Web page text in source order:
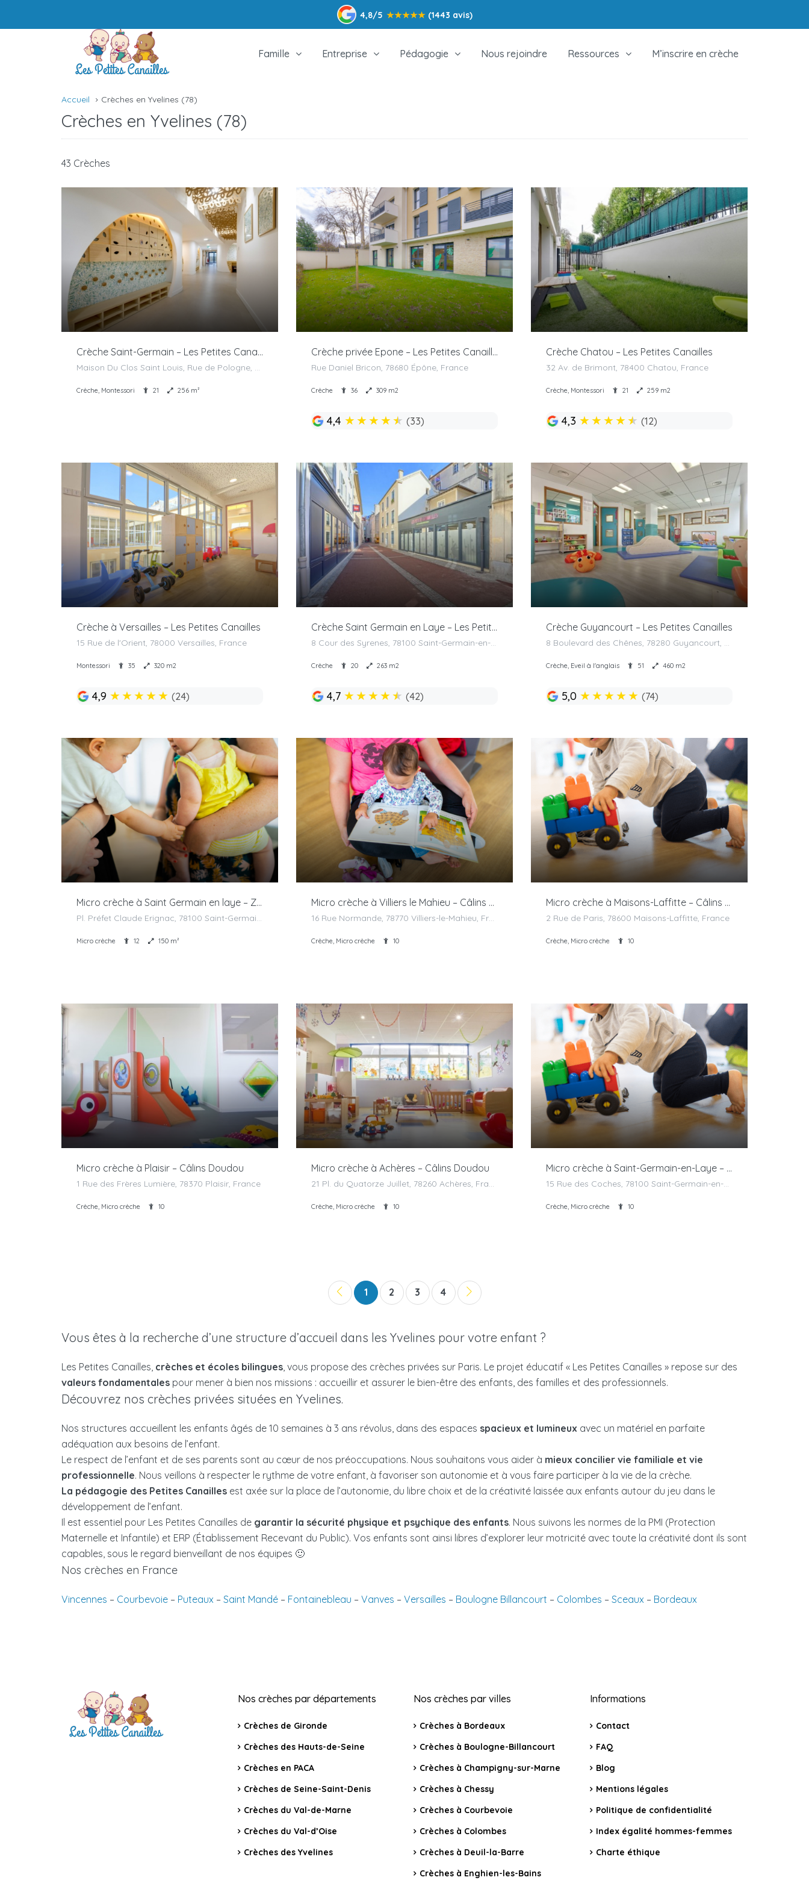
4,8/5 ★★★★★ (1443 avis)
Famille Entreprise Pédagogie Nous rejoindre Ressources M’inscrire en crèche
Accueil Crèches en Yvelines (78)
Crèches en Yvelines (78)
43 Crèches
Crèche Saint-Germain – Les Petites Canailles
Maison Du Clos Saint Louis, Rue de Pologne, Saint-Germain-en-Laye, France
Crèche, Montessori 21 256 m²
Crèche privée Epone – Les Petites Canailles
Rue Daniel Bricon, 78680 Épône, France
Crèche 36 309 m2
4,4 ★★★★★ (33)
Crèche Chatou – Les Petites Canailles
32 Av. de Brimont, 78400 Chatou, France
Crèche, Montessori 21 259 m2
4,3 ★★★★★ (12)
Crèche à Versailles – Les Petites Canailles
15 Rue de l'Orient, 78000 Versailles, France
Montessori 35 320 m2
4,9 ★★★★★ (24)
Crèche Saint Germain en Laye – Les Petites Canailles
8 Cour des Syrenes, 78100 Saint-Germain-en-Laye, France
Crèche 20 263 m2
4,7 ★★★★★ (42)
Crèche Guyancourt – Les Petites Canailles
8 Boulevard des Chênes, 78280 Guyancourt, France
Crèche, Eveil à l'anglais 51 460 m2
5,0 ★★★★★ (74)
Micro crèche à Saint Germain en laye – Zicreche
Pl. Préfet Claude Erignac, 78100 Saint-Germain-en-Laye, France
Micro crèche 12 150 m²
Micro crèche à Villiers le Mahieu – Câlins Doudou
16 Rue Normande, 78770 Villiers-le-Mahieu, France
Crèche, Micro crèche 10
Micro crèche à Maisons-Laffitte – Câlins Doudou
2 Rue de Paris, 78600 Maisons-Laffitte, France
Crèche, Micro crèche 10
Micro crèche à Plaisir – Câlins Doudou
1 Rue des Frères Lumière, 78370 Plaisir, France
Crèche, Micro crèche 10
Micro crèche à Achères – Câlins Doudou
21 Pl. du Quatorze Juillet, 78260 Achères, France
Crèche, Micro crèche 10
Micro crèche à Saint-Germain-en-Laye – Câlins Doudou
15 Rue des Coches, 78100 Saint-Germain-en-Laye, France
Crèche, Micro crèche 10
1 2 3 4
Vous êtes à la recherche d’une structure d’accueil dans les Yvelines pour votre enfant ?
Les Petites Canailles, crèches et écoles bilingues, vous propose des crèches privées sur Paris. Le projet éducatif « Les Petites Canailles » repose sur des
valeurs fondamentales pour mener à bien nos missions : accueillir et assurer le bien-être des enfants, des familles et des professionnels.
Découvrez nos crèches privées situées en Yvelines.
Nos structures accueillent les enfants âgés de 10 semaines à 3 ans révolus, dans des espaces spacieux et lumineux avec un matériel en parfaite
adéquation aux besoins de l’enfant.
Le respect de l’enfant et de ses parents sont au cœur de nos préoccupations. Nous souhaitons vous aider à mieux concilier vie familiale et vie
professionnelle. Nous veillons à respecter le rythme de votre enfant, à favoriser son autonomie et à vous faire participer à la vie de la crèche.
La pédagogie des Petites Canailles est axée sur la place de l’autonomie, du libre choix et de la créativité laissée aux enfants autour du jeu dans le
développement de l’enfant.
Il est essentiel pour Les Petites Canailles de garantir la sécurité physique et psychique des enfants. Nous suivons les normes de la PMI (Protection
Maternelle et Infantile) et ERP (Établissement Recevant du Public). Vos enfants sont ainsi libres d’explorer leur motricité avec toute la créativité dont ils sont
capables, sous le regard bienveillant de nos équipes 🙂
Nos crèches en France
Vincennes – Courbevoie – Puteaux – Saint Mandé – Fontainebleau – Vanves – Versailles – Boulogne Billancourt – Colombes – Sceaux – Bordeaux
Nos crèches par départements
Crèches de Gironde
Crèches des Hauts-de-Seine
Crèches en PACA
Crèches de Seine-Saint-Denis
Crèches du Val-de-Marne
Crèches du Val-d’Oise
Crèches des Yvelines
Nos crèches par villes
Crèches à Bordeaux
Crèches à Boulogne-Billancourt
Crèches à Champigny-sur-Marne
Crèches à Chessy
Crèches à Courbevoie
Crèches à Colombes
Crèches à Deuil-la-Barre
Crèches à Enghien-les-Bains
Informations
Contact
FAQ
Blog
Mentions légales
Politique de confidentialité
Index égalité hommes-femmes
Charte éthique